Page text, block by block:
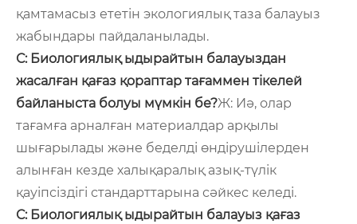
қамтамасыз ететін экологиялық таза балауыз
жабындары пайдаланылады.
С: Биологиялық ыдырайтын балауыздан
жасалған қағаз қораптар тағаммен тікелей
байланыста болуы мүмкін бе?Ж: Иә, олар
тағамға арналған материалдар арқылы
шығарылады және беделді өндірушілерден
алынған кезде халықаралық азық-түлік
қауіпсіздігі стандарттарына сәйкес келеді.
С: Биологиялық ыдырайтын балауыз қағаз